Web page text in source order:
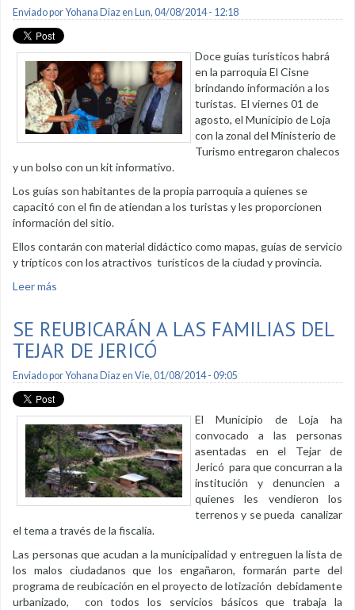
Enviado porYohana Diazen Lun, 04/08/2014 - 12:18
Doce guías turísticos habrá
en la parroquia El Cisne
brindando información a los
turistas. El viernes 01 de
agosto, el Municipio de Loja
con la zonal del Ministerio de
Turismo entregaron chalecos
y un bolso con un kit informativo.
Los guías son habitantes de la propia parroquia a quienes se
capacitó con el fin de atiendan a los turistas y les proporcionen
información del sitio.
Ellos contarán con material didáctico como mapas, guías de servicio
y trípticos con los atractivos turísticos de la ciudad y provincia.
Leer más
SE REUBICARÁN A LAS FAMILIAS DEL
TEJAR DE JERICÓ
Enviado porYohana Diazen Vie, 01/08/2014 - 09:05
El Municipio de Loja ha
convocado a las personas
asentadas en el Tejar de
Jericó para que concurran a la
institución y denuncien a
quienes les vendieron los
terrenos y se pueda canalizar
el tema a través de la fiscalía.
Las personas que acudan a la municipalidad y entreguen la lista de
los malos ciudadanos que los engañaron, formarán parte del
programa de reubicación en el proyecto de lotización debidamente
urbanizado, con todos los servicios básicos que trabaja la